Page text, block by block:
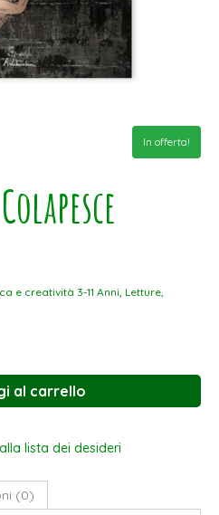
In offerta!
e creatività 3-11 Anni Letture,
al carrello
lista dei desideri
(0)